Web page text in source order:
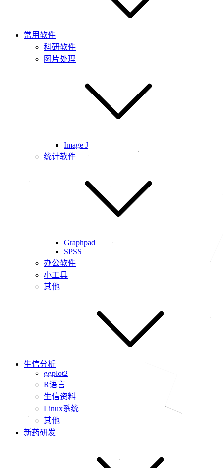
常用软件
科研软件
图片处理
Image J
统计软件
Graphpad
SPSS
办公软件
小工具
其他
生信分析
ggplot2
R语言
生信资料
Linux系统
其他
新药研发